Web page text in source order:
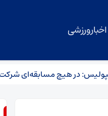
اخبار ورزشی
هیچ مسابقه‌ای شرکت نمی‌کنیم